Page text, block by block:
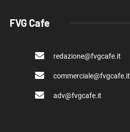
FVG Cafe
redazione@fvgcafe.it
commerciale@fvgcafe.it
adv@fvgcafe.it